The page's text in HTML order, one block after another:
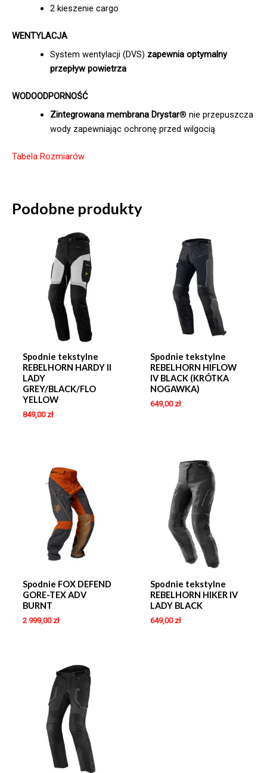
2 kieszenie cargo
WENTYLACJA
System wentylacji (DVS) zapewnia optymalny
przepływ powietrza
WODOODPORNOŚĆ
Zintegrowana membrana Drystar® nie przepuszcza
wody zapewniając ochronę przed wilgocią
Tabela Rozmiarów
Podobne produkty
Spodnie tekstylne
REBELHORN HARDY II
LADY
GREY/BLACK/FLO
YELLOW
849,00 zł
Spodnie tekstylne
REBELHORN HIFLOW
IV BLACK (KRÓTKA
NOGAWKA)
649,00 zł
Spodnie FOX DEFEND
GORE-TEX ADV
BURNT
2 999,00 zł
Spodnie tekstylne
REBELHORN HIKER IV
LADY BLACK
649,00 zł